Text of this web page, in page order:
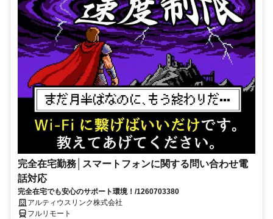
完全在宅勤務│スマートフォンに関する問い合わせ電
話対応
完全在宅でも安心のサポート環境！/1260703380
アルティウスリンク株式会社
フルリモート